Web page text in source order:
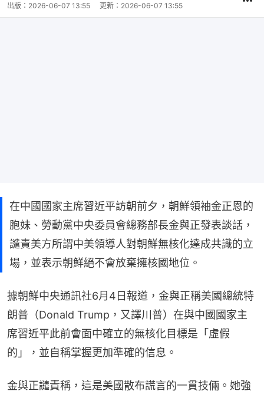
出版： 2026-06-07 13:55 更新： 2026-06-07 13:55
在中國國家主席習近平訪朝前夕，朝鮮領袖金正恩的
胞妹、勞動黨中央委員會總務部長金與正發表談話，
譴責美方所謂中美領導人對朝鮮無核化達成共識的立
場，並表示朝鮮絕不會放棄擁核國地位。
據朝鮮中央通訊社6月4日報道，金與正稱美國總統特
朗普（Donald Trump，又譯川普）在與中國國家主
席習近平此前會面中確立的無核化目標是「虛假
的」，並自稱掌握更加準確的信息。
金與正譴責稱，這是美國散布謊言的一貫技倆。她強